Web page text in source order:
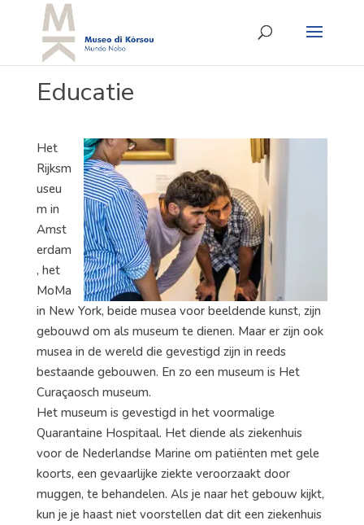
Educatie
Het
Rijksm
useu
m in
Amst
erdam
, het
MoMa
in New York, beide musea voor beeldende kunst, zijn
gebouwd om als museum te dienen. Maar er zijn ook
musea in de wereld die gevestigd zijn in reeds
bestaande gebouwen. En zo een museum is Het
Curaçaosch museum.
Het museum is gevestigd in het voormalige
Quarantaine Hospitaal. Het diende als ziekenhuis
voor de Nederlandse Marine om patiënten met gele
koorts, een gevaarlijke ziekte veroorzaakt door
muggen, te behandelen. Als je naar het gebouw kijkt,
kun je je haast niet voorstellen dat dit een ziekenhuis